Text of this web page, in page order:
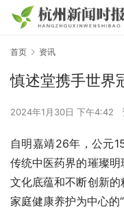
首页 资讯
慎述堂携手世界
2024年1月30日 下午4:42
自明嘉靖26年，公元
传统中医药界的璀璨明
文化底蕴和不断创新
家庭健康养护为中心的